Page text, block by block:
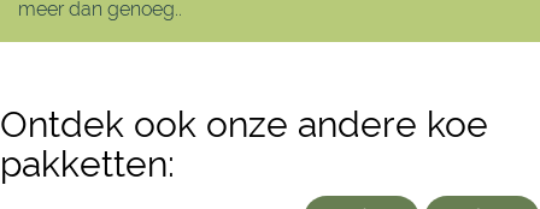
meer dan genoeg..
Ontdek ook onze andere koe
pakketten: